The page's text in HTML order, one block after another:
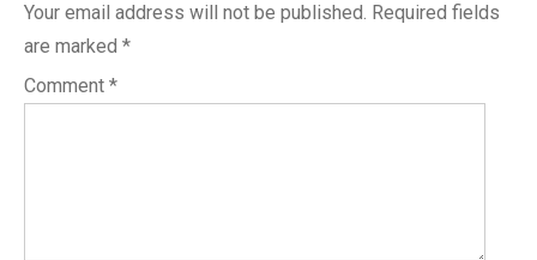
Your email address will not be published. Required fields
are marked *
Comment *